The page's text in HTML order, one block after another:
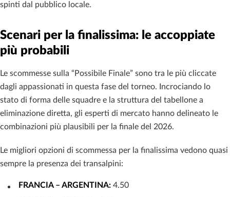
spinti dal pubblico locale.
Scenari per la finalissima: le accoppiate
più probabili
Le scommesse sulla “Possibile Finale” sono tra le più cliccate
dagli appassionati in questa fase del torneo. Incrociando lo
stato di forma delle squadre e la struttura del tabellone a
eliminazione diretta, gli esperti di mercato hanno delineato le
combinazioni più plausibili per la finale del 2026.
Le migliori opzioni di scommessa per la finalissima vedono quasi
sempre la presenza dei transalpini:
FRANCIA – ARGENTINA: 4.50